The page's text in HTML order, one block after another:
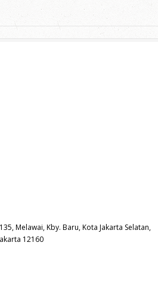
Melawai, Kby. Baru, Kota Jakarta Selatan,
12160